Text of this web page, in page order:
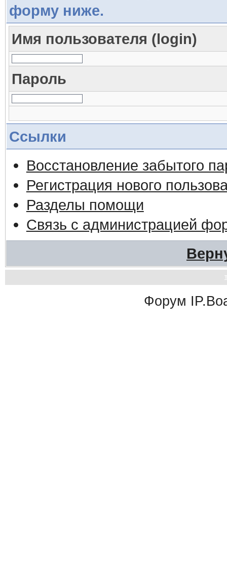
форму ниже.
Имя пользователя (login)
Пароль
Ссылки
Восстановление забытого
Регистрация нового
Разделы помощи
Связь с администрацией
Форум